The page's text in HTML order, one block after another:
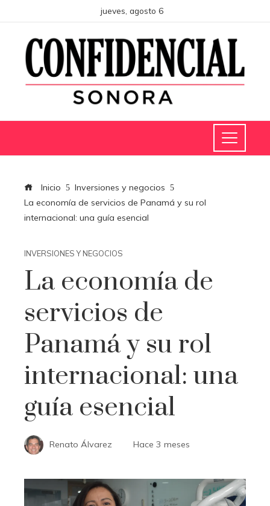
jueves, agosto 6
Inicio
Inversiones y negocios
La economía de servicios de Panamá y su rol
internacional: una guía esencial
INVERSIONES Y NEGOCIOS
La economía de
servicios de
Panamá y su rol
internacional: una
guía esencial
Renato Álvarez Hace 3 meses